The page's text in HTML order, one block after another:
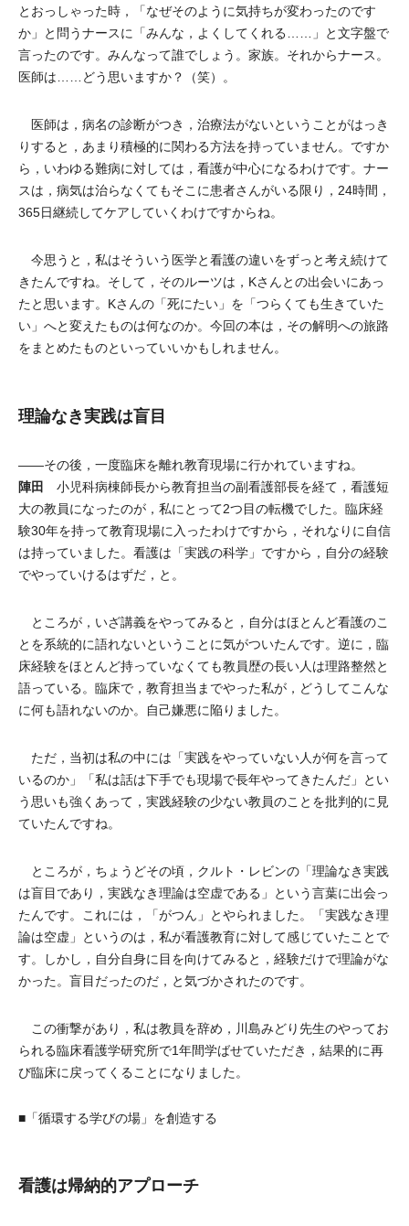
とおっしゃった時，「なぜそのように気持ちが変わったのです
か」と問うナースに「みんな，よくしてくれる……」と文字盤で
言ったのです。みんなって誰でしょう。家族。それからナース。
医師は……どう思いますか？（笑）。
医師は，病名の診断がつき，治療法がないということがはっき
りすると，あまり積極的に関わる方法を持っていません。ですか
ら，いわゆる難病に対しては，看護が中心になるわけです。ナー
スは，病気は治らなくてもそこに患者さんがいる限り，24時間，
365日継続してケアしていくわけですからね。
今思うと，私はそういう医学と看護の違いをずっと考え続けて
きたんですね。そして，そのルーツは，Kさんとの出会いにあっ
たと思います。Kさんの「死にたい」を「つらくても生きていた
い」へと変えたものは何なのか。今回の本は，その解明への旅路
をまとめたものといっていいかもしれません。
理論なき実践は盲目
――その後，一度臨床を離れ教育現場に行かれていますね。
陣田 小児科病棟師長から教育担当の副看護部長を経て，看護短
大の教員になったのが，私にとって2つ目の転機でした。臨床経
験30年を持って教育現場に入ったわけですから，それなりに自信
は持っていました。看護は「実践の科学」ですから，自分の経験
でやっていけるはずだ，と。
ところが，いざ講義をやってみると，自分はほとんど看護のこ
とを系統的に語れないということに気がついたんです。逆に，臨
床経験をほとんど持っていなくても教員歴の長い人は理路整然と
語っている。臨床で，教育担当までやった私が，どうしてこんな
に何も語れないのか。自己嫌悪に陥りました。
ただ，当初は私の中には「実践をやっていない人が何を言って
いるのか」「私は話は下手でも現場で長年やってきたんだ」とい
う思いも強くあって，実践経験の少ない教員のことを批判的に見
ていたんですね。
ところが，ちょうどその頃，クルト・レビンの「理論なき実践
は盲目であり，実践なき理論は空虚である」という言葉に出会っ
たんです。これには，「がつん」とやられました。「実践なき理
論は空虚」というのは，私が看護教育に対して感じていたことで
す。しかし，自分自身に目を向けてみると，経験だけで理論がな
かった。盲目だったのだ，と気づかされたのです。
この衝撃があり，私は教員を辞め，川島みどり先生のやってお
られる臨床看護学研究所で1年間学ばせていただき，結果的に再
び臨床に戻ってくることになりました。
■「循環する学びの場」を創造する
看護は帰納的アプローチ